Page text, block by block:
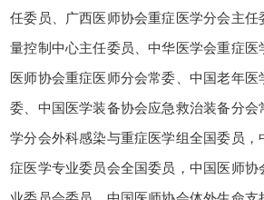
任委员、广西医师协会重症医学分会主任
量控制中心主任委员、中华医学会重症医
医师协会重症医师分会常委、中国老年医
委、中国医学装备协会应急救治装备分会
学分会外科感染与重症医学组全国委员，
症医学专业委员会全国委员，中国医师协